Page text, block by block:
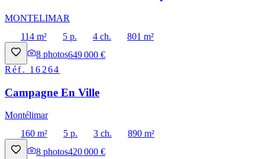
MONTELIMAR
114 m²
5 p. 4 ch.
801 m²
8 photos649 000 €
Réf. 16264
Campagne En Ville
Montélimar
160 m²
5 p. 3 ch.
890 m²
8 photos420 000 €